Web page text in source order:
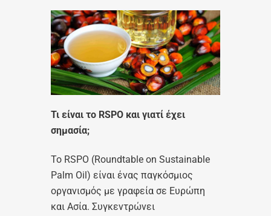
Τι είναι το RSPO και γιατί έχει
σημασία;
Το RSPO (Roundtable on Sustainable
Palm Oil) είναι ένας παγκόσμιος
οργανισμός με γραφεία σε Ευρώπη
και Ασία. Συγκεντρώνει